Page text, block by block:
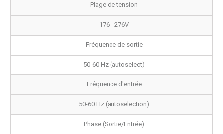
Plage de tension
176 - 276V
Fréquence de sortie
50-60 Hz (autoselect)
Fréquence d'entrée
50-60 Hz (autoselection)
Phase (Sortie/Entrée)